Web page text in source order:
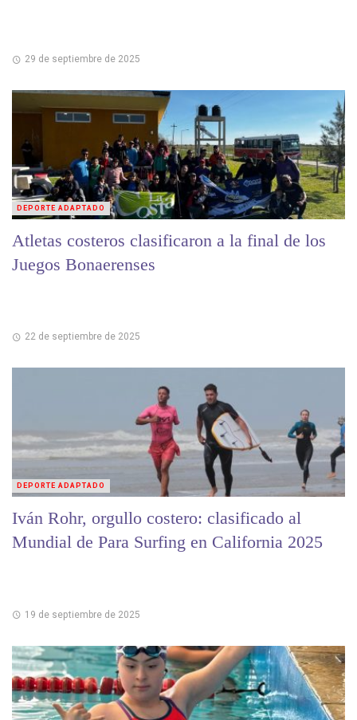
29 de septiembre de 2025
Atletas costeros clasificaron a la final de los
Juegos Bonaerenses
22 de septiembre de 2025
DEPORTE ADAPTADO
Iván Rohr, orgullo costero: clasificado al
Mundial de Para Surfing en California 2025
19 de septiembre de 2025
DEPORTE ADAPTADO